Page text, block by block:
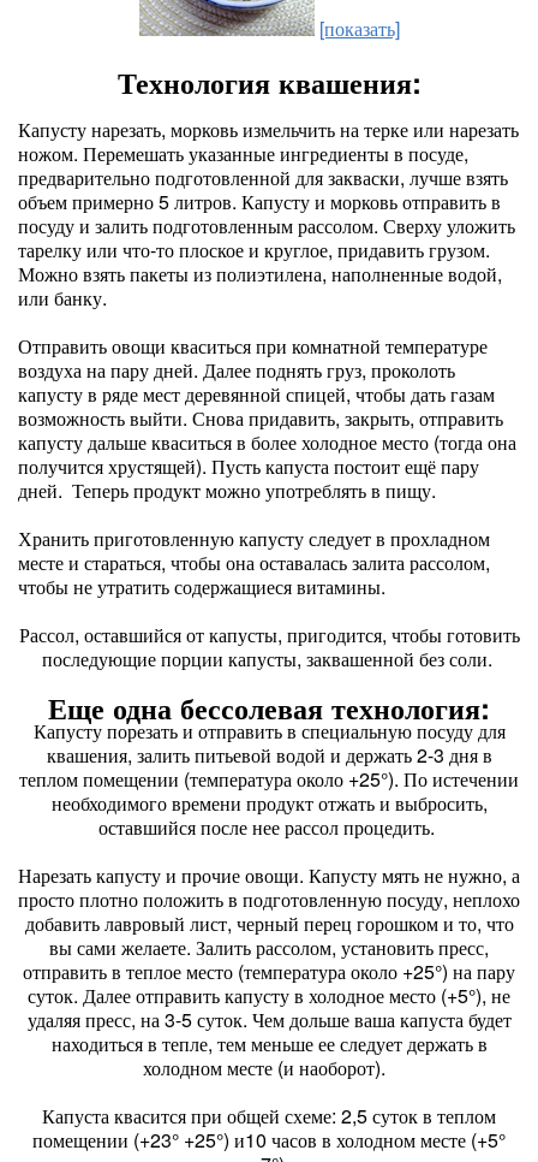
[показать]
Технология квашения:
Капусту нарезать, морковь измельчить на терке или нарезать
ножом. Перемешать указанные ингредиенты в посуде,
предварительно подготовленной для закваски, лучше взять
объем примерно 5 литров. Капусту и морковь отправить в
посуду и залить подготовленным рассолом. Сверху уложить
тарелку или что-то плоское и круглое, придавить грузом.
Можно взять пакеты из полиэтилена, наполненные водой,
или банку.
Отправить овощи кваситься при комнатной температуре
воздуха на пару дней. Далее поднять груз, проколоть
капусту в ряде мест деревянной спицей, чтобы дать газам
возможность выйти. Снова придавить, закрыть, отправить
капусту дальше кваситься в более холодное место (тогда она
получится хрустящей). Пусть капуста постоит ещё пару
дней. Теперь продукт можно употреблять в пищу.
Хранить приготовленную капусту следует в прохладном
месте и стараться, чтобы она оставалась залита рассолом,
чтобы не утратить содержащиеся витамины.
Рассол, оставшийся от капусты, пригодится, чтобы готовить
последующие порции капусты, заквашенной без соли.
Еще одна бессолевая технология:
Капусту порезать и отправить в специальную посуду для
квашения, залить питьевой водой и держать 2-3 дня в
теплом помещении (температура около +25°). По истечении
необходимого времени продукт отжать и выбросить,
оставшийся после нее рассол процедить.
Нарезать капусту и прочие овощи. Капусту мять не нужно, а
просто плотно положить в подготовленную посуду, неплохо
добавить лавровый лист, черный перец горошком и то, что
вы сами желаете. Залить рассолом, установить пресс,
отправить в теплое место (температура около +25°) на пару
суток. Далее отправить капусту в холодное место (+5°), не
удаляя пресс, на 3-5 суток. Чем дольше ваша капуста будет
находиться в тепле, тем меньше ее следует держать в
холодном месте (и наоборот).
Капуста квасится при общей схеме: 2,5 суток в теплом
помещении (+23° +25°) и10 часов в холодном месте (+5°